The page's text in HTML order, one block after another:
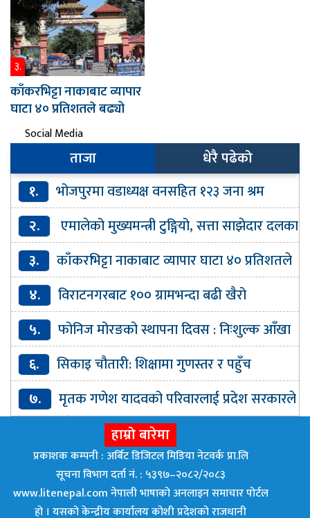
३.
काँकरभिट्टा नाकाबाट व्यापार
घाटा ४० प्रतिशतले बढ्यो
Social Media
ताजा
धेरै पढेको
१.
भोजपुरमा वडाध्यक्ष वनसहित १२३ जना श्रम
संस्कृति पार्टीमा प्रवेश
२.
एमालेको मुख्यमन्त्री टुङ्गियो, सत्ता साझेदार दलका
मन्त्री कहिले ?
३.
काँकरभिट्टा नाकाबाट व्यापार घाटा ४० प्रतिशतले
बढ्यो
४.
विराटनगरबाट १०० ग्रामभन्दा बढी खैरो
हेरोइनसहित एक जना पक्राउ
५.
फोनिज मोरङको स्थापना दिवस : निःशुल्क आँखा
परीक्षण र औषधि वितरण
६.
सिकाइ चौतारी: शिक्षामा गुणस्तर र पहुँच
विस्तारको डिजिटल यात्रा
७.
मृतक गणेश यादवको परिवारलाई प्रदेश सरकारले
घर बनाइदिने
हाम्रो बारेमा
प्रकाशक कम्पनी : अर्बिट डिजिटल मिडिया नेटवर्क प्रा.लि
सूचना विभाग दर्ता नं. : ५३९७–२०८२/२०८३
www.litenepal.com नेपाली भाषाको अनलाइन समाचार पोर्टल
हो । यसको केन्द्रीय कार्यालय कोशी प्रदेशको राजधानी